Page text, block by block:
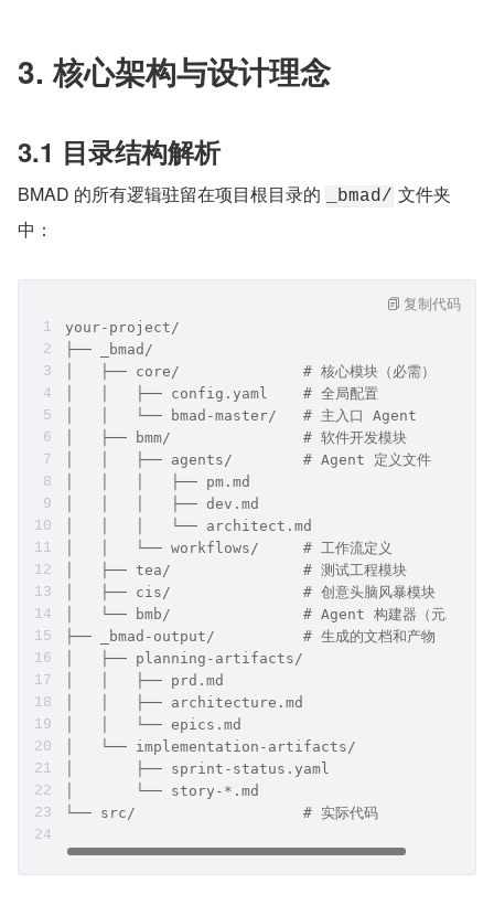
3. 核心架构与设计理念
3.1 目录结构解析
BMAD 的所有逻辑驻留在项目根目录的 _bmad/ 文件夹
中：
your-project/
├── _bmad/
│   ├── core/              # 核心模块（必需）
│   │   ├── config.yaml    # 全局配置
│   │   └── bmad-master/   # 主入口 Agent
│   ├── bmm/               # 软件开发模块
│   │   ├── agents/        # Agent 定义文件
│   │   │   ├── pm.md
│   │   │   ├── dev.md
│   │   │   └── architect.md
│   │   └── workflows/     # 工作流定义
│   ├── tea/               # 测试工程模块
│   ├── cis/               # 创意头脑风暴模块
│   └── bmb/               # Agent 构建器（元工具）
├── _bmad-output/          # 生成的文档和产物
│   ├── planning-artifacts/
│   │   ├── prd.md
│   │   ├── architecture.md
│   │   └── epics.md
│   └── implementation-artifacts/
│       ├── sprint-status.yaml
│       └── story-*.md
└── src/                   # 实际代码
复制代码